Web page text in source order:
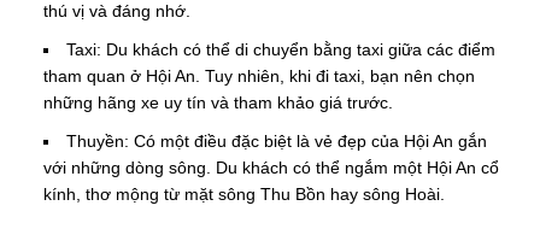
thú vị và đáng nhớ.
Taxi: Du khách có thể di chuyển bằng taxi giữa các điểm
tham quan ở Hội An. Tuy nhiên, khi đi taxi, bạn nên chọn
những hãng xe uy tín và tham khảo giá trước.
Thuyền: Có một điều đặc biệt là vẻ đẹp của Hội An gắn
với những dòng sông. Du khách có thể ngắm một Hội An cổ
kính, thơ mộng từ mặt sông Thu Bồn hay sông Hoài.